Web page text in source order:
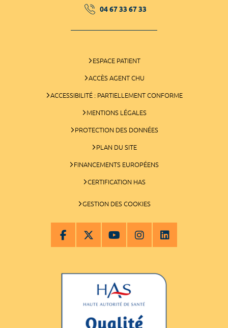
04 67 33 67 33
ESPACE PATIENT
ACCÈS AGENT CHU
ACCESSIBILITÉ : PARTIELLEMENT CONFORME
MENTIONS LÉGALES
PROTECTION DES DONNÉES
PLAN DU SITE
FINANCEMENTS EUROPÉENS
CERTIFICATION HAS
GESTION DES COOKIES